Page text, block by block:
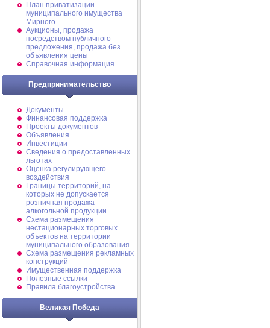
План приватизации
муниципального имущества
Мирного
Аукционы, продажа
посредством публичного
предложения, продажа без
объявления цены
Справочная информация
Предпринимательство
Документы
Финансовая поддержка
Проекты документов
Объявления
Инвестиции
Сведения о предоставленных
льготах
Оценка регулирующего
воздействия
Границы территорий, на
которых не допускается
розничная продажа
алкогольной продукции
Схема размещения
нестационарных торговых
объектов на территории
муниципального образования
Схема размещения рекламных
конструкций
Имущественная поддержка
Полезные ссылки
Правила благоустройства
Великая Победа